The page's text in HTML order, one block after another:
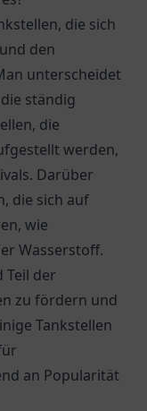
die sich
den
unterscheidet
ständig
die
werden,
Darüber
die sich auf
wie
Wasserstoff.
Teil der
zu fördern und
Tankstellen
an Popularität